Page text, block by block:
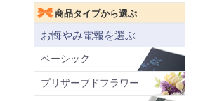
商品タイプから選ぶ
お悔やみ電報を選ぶ
ベーシック
プリザーブドフラワー